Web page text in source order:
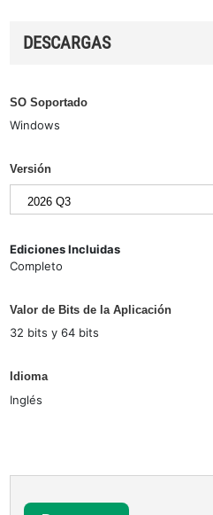
DESCARGAS
SO Soportado
Windows
Versión
Ediciones Incluidas
Completo
Valor de Bits de la Aplicación
32 bits y 64 bits
Idioma
Inglés